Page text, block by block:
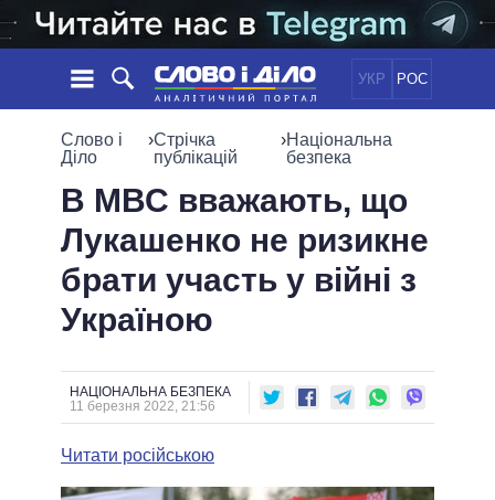
УКР РОС
НОВИНИ
СТРІЧКА
СТАТТІ
ДУМКИ
ОГЛЯДИ
ЕКОНОМІКА
СУСПІЛЬСТВО
СВІТ
ПОЛIТИКИ
УСІ ПОЛІТИКИ
ПРЕЗИДЕНТ І ОФІС
КАБІНЕТ МІНІСТРІВ
ГОЛОВИ ОБЛАДМІНІСТРАЦІЙ
МЕРИ МІСТ
ІНФОГРАФІКА
ПІДТРИМАТИ
ПОРІВНЯННЯ ПОЛІТИКІВ
Слово і
Діло
›Стрічка
публікацій
›Національна
безпека
В МВС вважають, що
Лукашенко не ризикне
брати участь у війні з
Україною
НАЦІОНАЛЬНА БЕЗПЕКА
11 березня 2022, 21:56
Читати російською